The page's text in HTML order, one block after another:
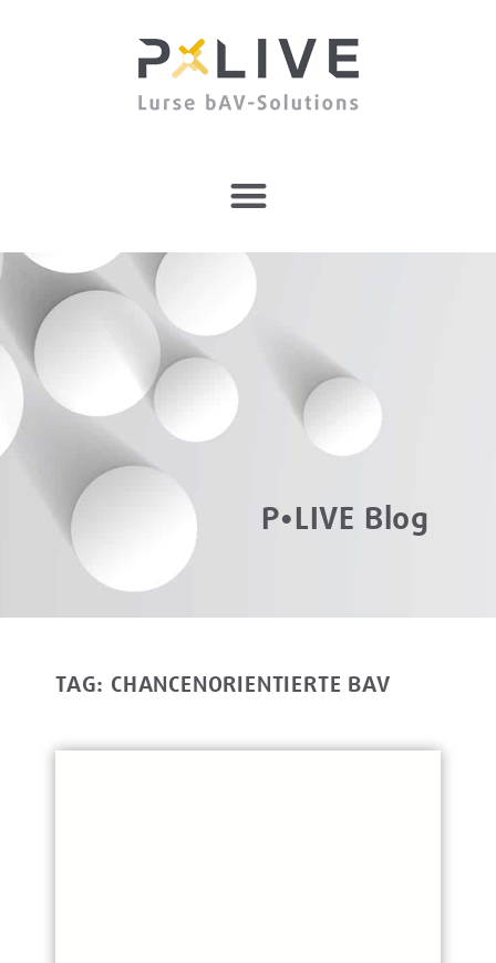
P•LIVE Blog
TAG: CHANCENORIENTIERTE BAV